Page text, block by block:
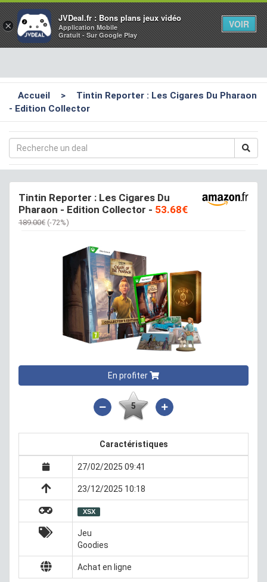
×
JVDeal.fr : Bons plans jeux vidéo
Application Mobile
Gratuit - Sur Google Play
VOIR
Accueil >
Tintin Reporter : Les Cigares Du Pharaon
- Edition Collector
Tintin Reporter : Les Cigares Du
Pharaon - Edition Collector - 53.68€
189.00€ (-72%)
En profiter
5
Caractéristiques
27/02/2025 09:41
23/12/2025 10:18
XSX
Jeu
Goodies
Achat en ligne